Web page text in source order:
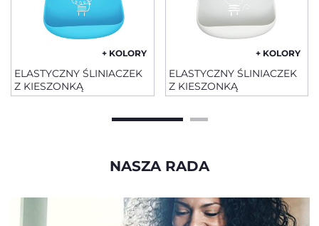
+ KOLORY
ELASTYCZNY ŚLINIACZEK
Z KIESZONKĄ
+ KOLORY
ELASTYCZNY ŚLINIACZEK
Z KIESZONKĄ
NASZA RADA